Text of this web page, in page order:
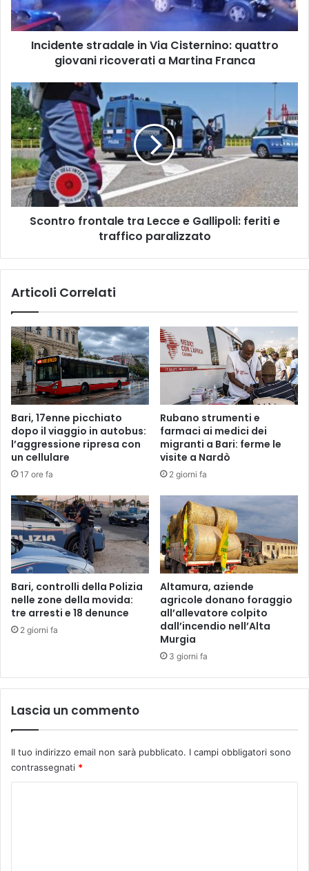
ricoverati
a
MartinaIncidente stradale in Via Cisternino: quattro
giovani ricoverati a Martina Franca
Scontro
frontale
tra
Lecce
e
Gallipoli:
feriti
e
traffico
paralizzato
Scontro frontale tra Lecce e Gallipoli: feriti e
traffico paralizzato
Articoli Correlati
Bari, 17enne picchiato
dopo il viaggio in autobus:
l’aggressione ripresa con
un cellulare
17 ore fa
Rubano strumenti e
farmaci ai medici dei
migranti a Bari: ferme le
visite a Nardò
2 giorni fa
Bari, controlli della Polizia
nelle zone della movida:
tre arresti e 18 denunce
2 giorni fa
Altamura, aziende
agricole donano foraggio
all’allevatore colpito
dall’incendio nell’Alta
Murgia
3 giorni fa
Lascia un commento
Il tuo indirizzo email non sarà pubblicato. I campi obbligatori sono
contrassegnati *